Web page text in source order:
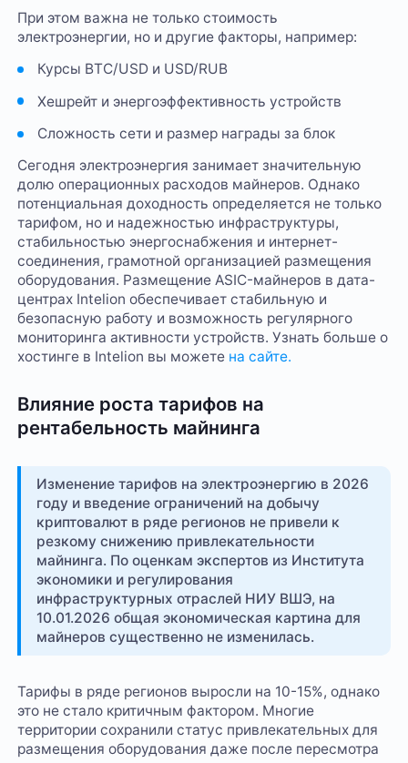
При этом важна не только стоимость
электроэнергии, но и другие факторы, например:
Курсы BTC/USD и USD/RUB
Хешрейт и энергоэффективность устройств
Сложность сети и размер награды за блок
Сегодня электроэнергия занимает значительную
долю операционных расходов майнеров. Однако
потенциальная доходность определяется не только
тарифом, но и надежностью инфраструктуры,
стабильностью энергоснабжения и интернет-
соединения, грамотной организацией размещения
оборудования. Размещение ASIC-майнеров в дата-
центрах Intelion обеспечивает стабильную и
безопасную работу и возможность регулярного
мониторинга активности устройств. Узнать больше о
хостинге в Intelion вы можете на сайте.
Влияние роста тарифов на
рентабельность майнинга
Изменение тарифов на электроэнергию в 2026
году и введение ограничений на добычу
криптовалют в ряде регионов не привели к
резкому снижению привлекательности
майнинга. По оценкам экспертов из Института
экономики и регулирования
инфраструктурных отраслей НИУ ВШЭ, на
10.01.2026 общая экономическая картина для
майнеров существенно не изменилась.
Тарифы в ряде регионов выросли на 10-15%, однако
это не стало критичным фактором. Многие
территории сохранили статус привлекательных для
размещения оборудования даже после пересмотра